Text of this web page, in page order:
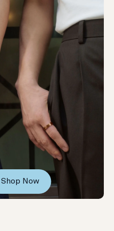
Shop Now